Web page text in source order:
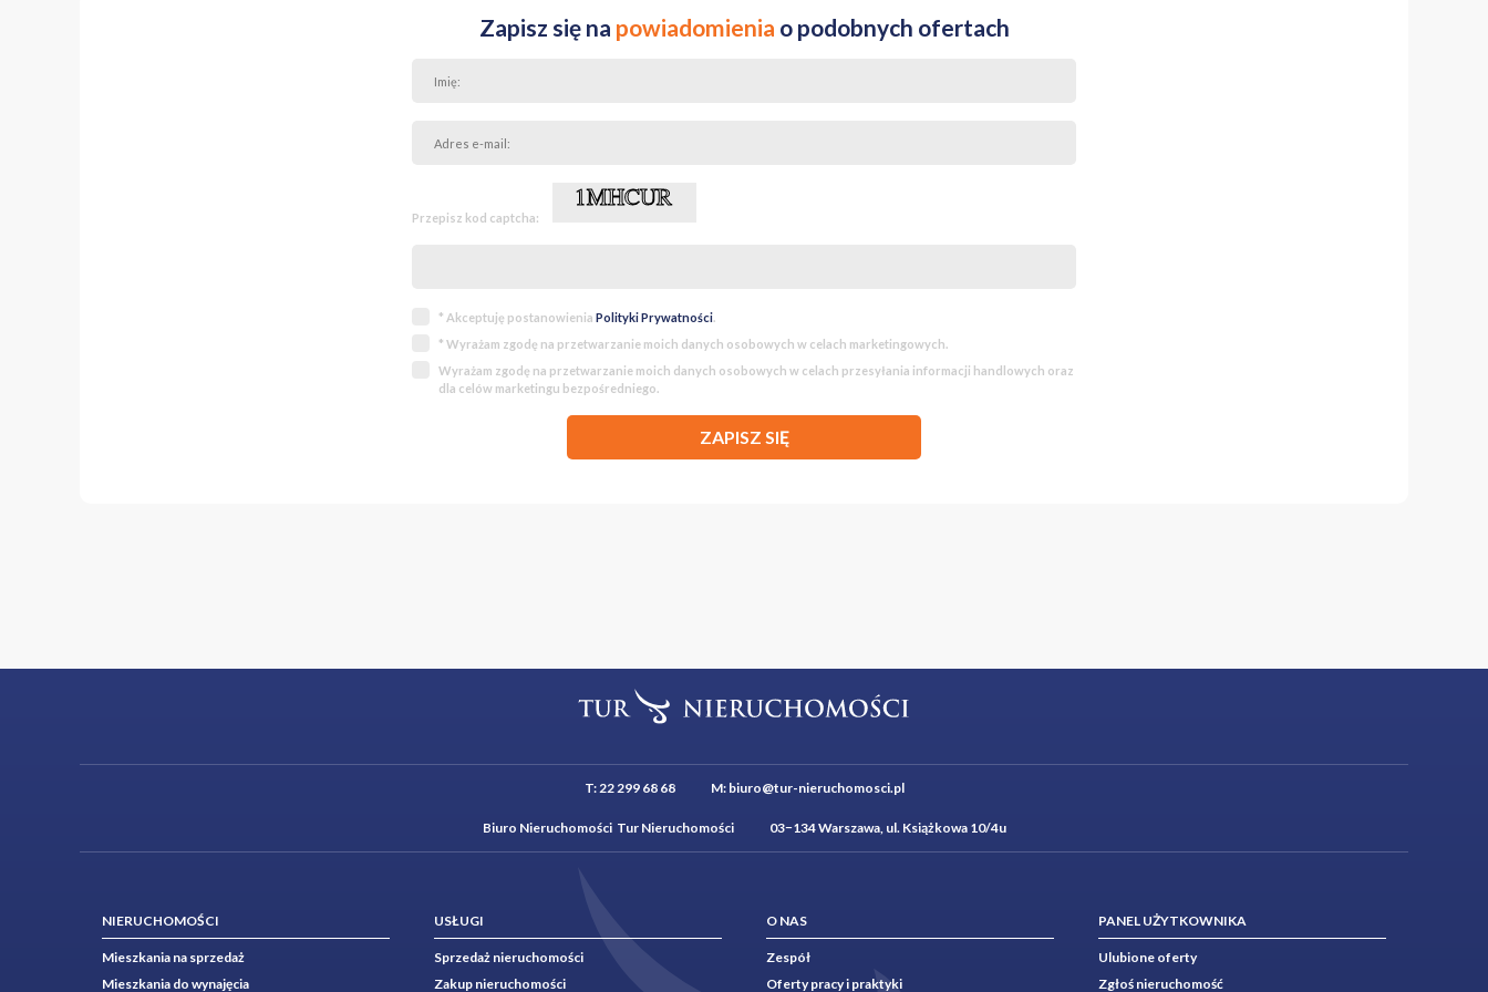
Zapisz się na powiadomienia o podobnych ofertach
Przepisz kod captcha:
* Akceptuję postanowienia Polityki Prywatności.
* Wyrażam zgodę na przetwarzanie moich danych osobowych w celach marketingowych.
Wyrażam zgodę na przetwarzanie moich danych osobowych w celach przesyłania informacji handlowych oraz
dla celów marketingu bezpośredniego.
ZAPISZ SIĘ
T:22 299 68 68M: biuro@tur-nieruchomosci.pl
Biuro Nieruchomości Tur Nieruchomości 03−134 Warszawa, ul. Książkowa 10/4u
NIERUCHOMOŚCI
Mieszkania na sprzedaż
Mieszkania do wynajęcia
USŁUGI
Sprzedaż nieruchomości
Zakup nieruchomości
O NAS
Zespół
Oferty pracy i praktyki
PANEL UŻYTKOWNIKA
Ulubione oferty
Zgłoś nieruchomość